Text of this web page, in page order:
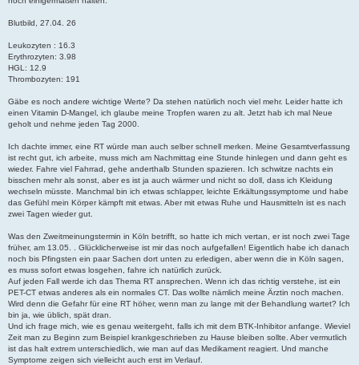
Blutbild, 27.04. 26
Leukozyten : 16.3
Erythrozyten: 3.98
HGL: 12.9
Thrombozyten: 191
Gäbe es noch andere wichtige Werte? Da stehen natürlich noch viel mehr. Leider hatte ich
einen Vitamin D-Mangel, ich glaube meine Tropfen waren zu alt. Jetzt hab ich mal Neue
geholt und nehme jeden Tag 2000.
Ich dachte immer, eine RT würde man auch selber schnell merken. Meine Gesamtverfassung
ist recht gut, ich arbeite, muss mich am Nachmittag eine Stunde hinlegen und dann geht es
wieder. Fahre viel Fahrrad, gehe anderthalb Stunden spazieren. Ich schwitze nachts ein
bisschen mehr als sonst, aber es ist ja auch wärmer und nicht so doll, dass ich Kleidung
wechseln müsste. Manchmal bin ich etwas schlapper, leichte Erkältungssymptome und habe
das Gefühl mein Körper kämpft mit etwas. Aber mit etwas Ruhe und Hausmitteln ist es nach
zwei Tagen wieder gut.
Was den Zweitmeinungstermin in Köln betrifft, so hatte ich mich vertan, er ist noch zwei Tage
früher, am 13.05. . Glücklicherweise ist mir das noch aufgefallen! Eigentlich habe ich danach
noch bis Pfingsten ein paar Sachen dort unten zu erledigen, aber wenn die in Köln sagen,
es muss sofort etwas losgehen, fahre ich natürlich zurück.
Auf jeden Fall werde ich das Thema RT ansprechen. Wenn ich das richtig verstehe, ist ein
PET-CT etwas anderes als ein normales CT. Das wollte nämlich meine Ärztin noch machen.
Wird denn die Gefahr für eine RT höher, wenn man zu lange mit der Behandlung wartet? Ich
bin ja, wie üblich, spät dran.
Und ich frage mich, wie es genau weitergeht, falls ich mit dem BTK-Inhibitor anfange. Wieviel
Zeit man zu Beginn zum Beispiel krankgeschrieben zu Hause bleiben sollte. Aber vermutlich
ist das halt extrem unterschiedlich, wie man auf das Medikament reagiert. Und manche
Symptome zeigen sich vielleicht auch erst im Verlauf.